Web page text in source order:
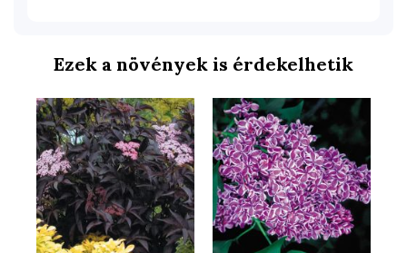
Ezek a növények is érdekelhetik